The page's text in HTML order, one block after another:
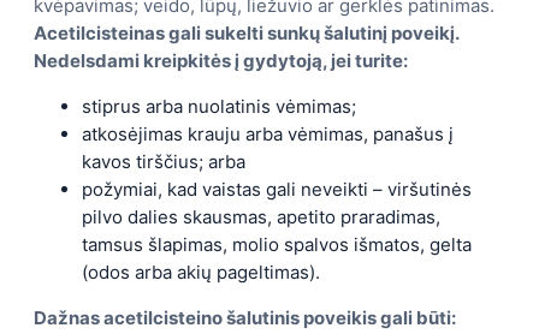
kvėpavimas; veido, lūpų, liežuvio ar gerklės patinimas.
Acetilcisteinas gali sukelti sunkų šalutinį poveikį.
Nedelsdami kreipkitės į gydytoją, jei turite:
stiprus arba nuolatinis vėmimas;
atkosėjimas krauju arba vėmimas, panašus į
kavos tirščius; arba
požymiai, kad vaistas gali neveikti – viršutinės
pilvo dalies skausmas, apetito praradimas,
tamsus šlapimas, molio spalvos išmatos, gelta
(odos arba akių pageltimas).
Dažnas acetilcisteino šalutinis poveikis gali būti: